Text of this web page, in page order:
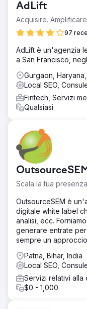
AdLift
Acquisire.
97
AdLift è un'agenzia
a San Francisco,
Gurgaon,
Local SEO,
Fintech, Servizi
Qualsiasi
Scala la tua
OutsourceSEM è
digitale white label
analisi, ecc.
generare entrate
sempre un
Patna, Bihar, India
Local SEO,
Servizi relativi alla
$0 - 1,000